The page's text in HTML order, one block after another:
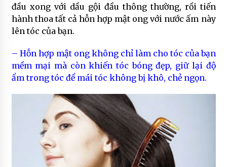
đầu xong với dầu gội đầu thông thường, rồi tiến
hành thoa tất cả hỗn hợp mật ong với nước ấm này
lên tóc của bạn.
– Hỗn hợp mật ong không chỉ làm cho tóc của bạn
mềm mại mà còn khiến tóc bóng đẹp, giữ lại độ
ẩm trong tóc để mái tóc không bị khô, chẻ ngọn.